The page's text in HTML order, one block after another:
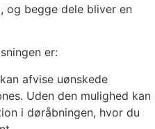
og begge dele bliver en
er:
afvise uønskede
Uden den mulighed kan
i døråbningen, hvor du